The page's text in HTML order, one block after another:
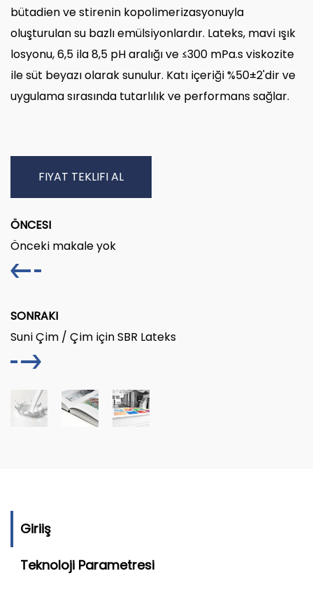
bütadien ve stirenin kopolimerizasyonuyla
oluşturulan su bazlı emülsiyonlardır. Lateks, mavi ışık
losyonu, 6,5 ila 8,5 pH aralığı ve ≤300 mPa.s viskozite
ile süt beyazı olarak sunulur. Katı içeriği %50±2'dir ve
uygulama sırasında tutarlılık ve performans sağlar.
FIYAT TEKLIFI AL
ÖNCESI
Önceki makale yok
SONRAKI
Suni Çim / Çim için SBR Lateks
Giriiş
Teknoloji Parametresi